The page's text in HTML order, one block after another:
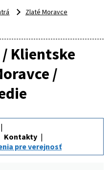
Zlaté Moravce
Klientske
/
Kontakty
pre verejnosť